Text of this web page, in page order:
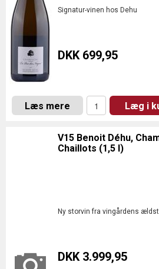
Signatur-vinen hos Dehu
DKK 699,95
Læs mere Læg i
V15 Benoit Déhu,
Chaillots (1,5 l)
Ny storvin fra vingårdens
DKK 3.999,95